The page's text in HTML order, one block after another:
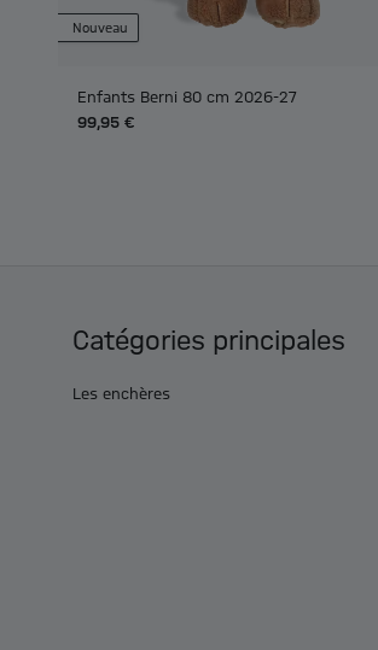
Nouveau
Enfants Berni 80 cm 2026-27
99,95 €
Catégories principales
Les enchères